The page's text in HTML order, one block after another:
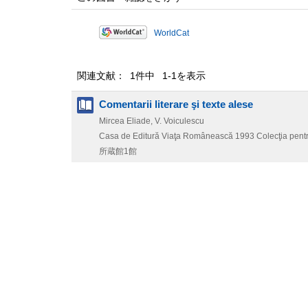
WorldCat
関連文献： 1件中 1-1を表示
Comentarii literare şi texte alese
Mircea Eliade, V. Voiculescu
Casa de Editură Viaţa Românească 1993 Colecţia
所蔵館1館